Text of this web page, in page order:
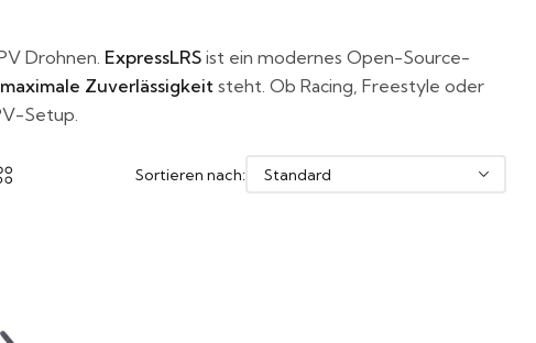
Drohnen. ExpressLRS ist ein modernes Open-Source-
Zuverlässigkeit steht. Ob Racing, Freestyle oder
Setup.
Sortieren nach: